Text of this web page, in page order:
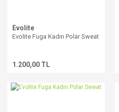
Evolite
Evolite Fuga Kadın Polar Sweat
1.200,00 TL